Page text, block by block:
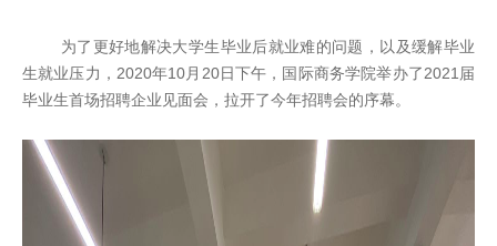
为了更好地解决大学生毕业后就业难的问题，以及缓解毕业
生就业压力，2020年10月20日下午，国际商务学院举办了2021届
毕业生首场招聘企业见面会，拉开了今年招聘会的序幕。